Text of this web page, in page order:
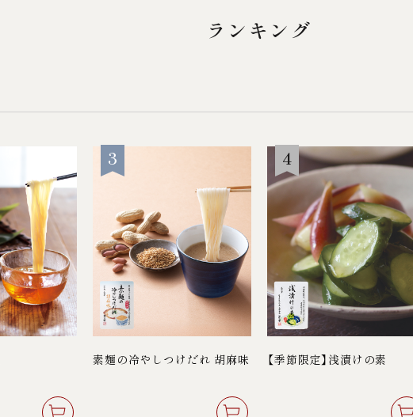
ランキング
素麺の冷やしつけだれ 胡麻味 【季節限定】浅漬けの素